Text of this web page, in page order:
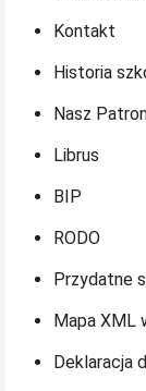
Kontakt
Historia
Nasz
Librus
BIP
RODO
Przydatne
Mapa XML
Deklaracja